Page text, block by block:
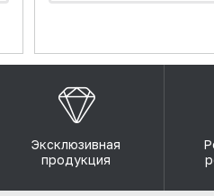
Эксклюзивная
продукция